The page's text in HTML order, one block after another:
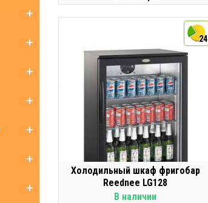
24
Холодильный шкаф фригобар
Reednee LG128
В наличии